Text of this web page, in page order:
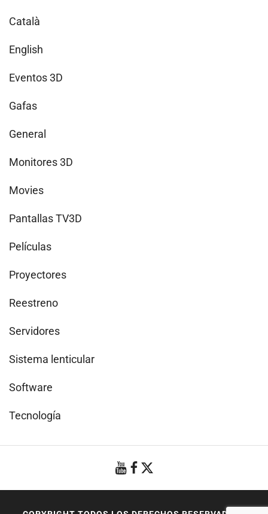
Català
English
Eventos 3D
Gafas
General
Monitores 3D
Movies
Pantallas TV3D
Películas
Proyectores
Reestreno
Servidores
Sistema lenticular
Software
Tecnología